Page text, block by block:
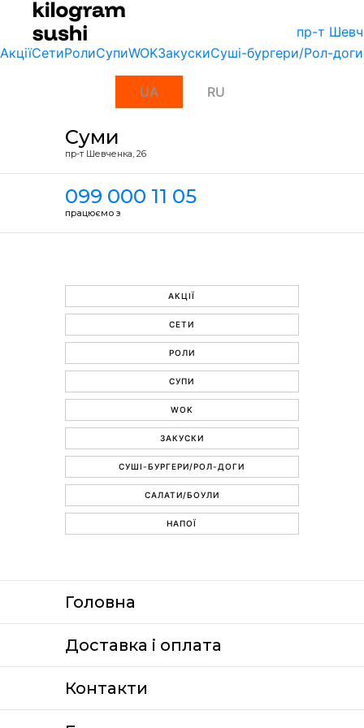
пр-т
АкціїСетиРолиСупиWOKЗакускиСуші-бургери/Рол-доги
UA RU
Суми
пр-т Шевченка, 26
099 000 11 05
працюємо з
АКЦІЇ
СЕТИ
РОЛИ
СУПИ
WOK
ЗАКУСКИ
СУШІ-БУРГЕРИ/РОЛ-ДОГИ
САЛАТИ/БОУЛИ
НАПОЇ
Головна
Доставка i оплата
Контакти